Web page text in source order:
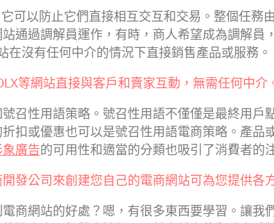
可以防止它們直接相互交互和交易。整個任務
站通過調解員運作，有時，商人希望成為調解員
在沒有任何中介的情況下直接銷售產品或服務。
等網站直接與客戶和賣家互動，無需任何中介
召性用語策略。號召性用語不僅僅是最終用戶
扣或優惠也可以是號召性用語電商策略。產品
廣告的可用性和適當的分類也吸引了消費者的
發公司來創建您自己的電商網站可為您提供各
商網站的好處？嗯，有很多東西要學習。讓我